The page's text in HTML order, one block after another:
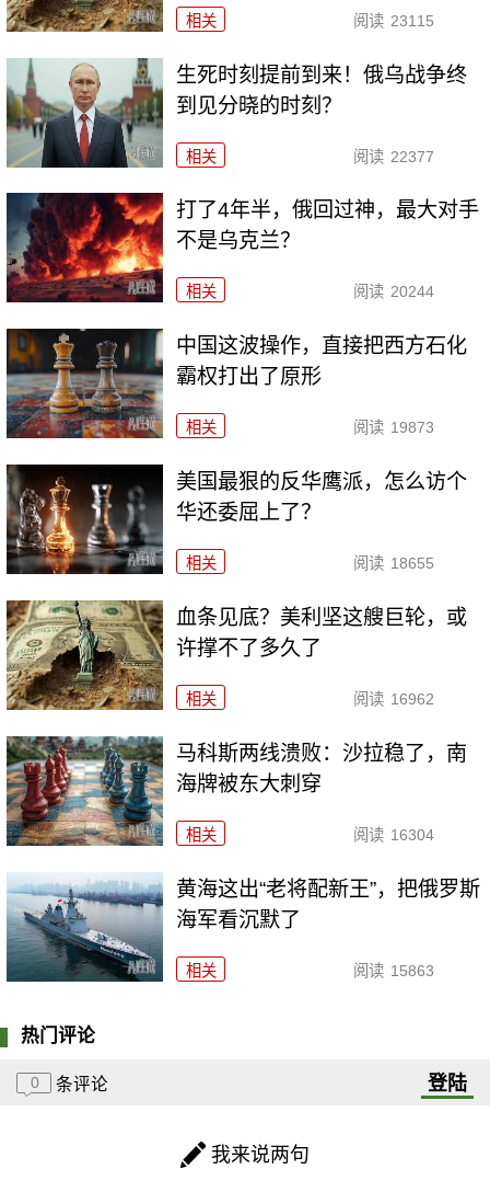
相关 阅读 23115
生死时刻提前到来！俄乌战争终
到见分晓的时刻？
相关 阅读 22377
打了4年半，俄回过神，最大对手
不是乌克兰？
相关 阅读 20244
中国这波操作，直接把西方石化
霸权打出了原形
相关 阅读 19873
美国最狠的反华鹰派，怎么访个
华还委屈上了？
相关 阅读 18655
血条见底？美利坚这艘巨轮，或
许撑不了多久了
相关 阅读 16962
马科斯两线溃败：沙拉稳了，南
海牌被东大刺穿
相关 阅读 16304
黄海这出“老将配新王”，把俄罗斯
海军看沉默了
相关 阅读 15863
热门评论
0 条评论 登陆
我来说两句